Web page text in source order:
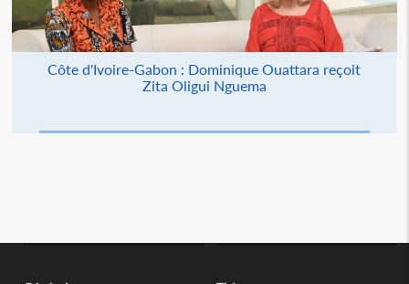
Côte d'Ivoire-Gabon : Dominique Ouattara reçoit
Zita Oligui Nguema